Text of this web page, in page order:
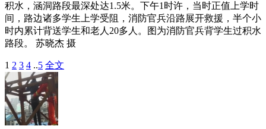
积水，涵洞路段最深处达1.5米。下午1时许，当时正值上学时
间，路边诸多学生上学受阻，消防官兵沿路展开救援，半个小
时内累计背送学生和老人20多人。图为消防官兵背学生过积水
路段。 苏晓杰 摄
1 2 3 4 ..5 全文